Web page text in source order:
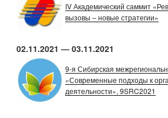
IV Академический саммит
вызовы – новые стратегии»
02.11.2021 — 03.11.2021
9-я Сибирская
«Современные подходы к
деятельности», 9SRC2021